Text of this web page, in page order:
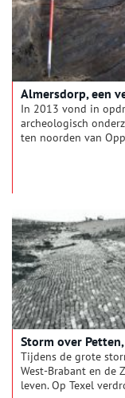
Almersdorp, een
In 2013 vond in
archeologisch
ten noorden van
Storm over
Tijdens de grote
West-Brabant en de
leven. Op Texel